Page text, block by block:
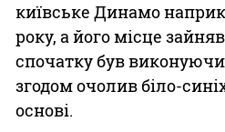
київське Динамо
року, а його місце
спочатку був
згодом очолив біло-
основі.